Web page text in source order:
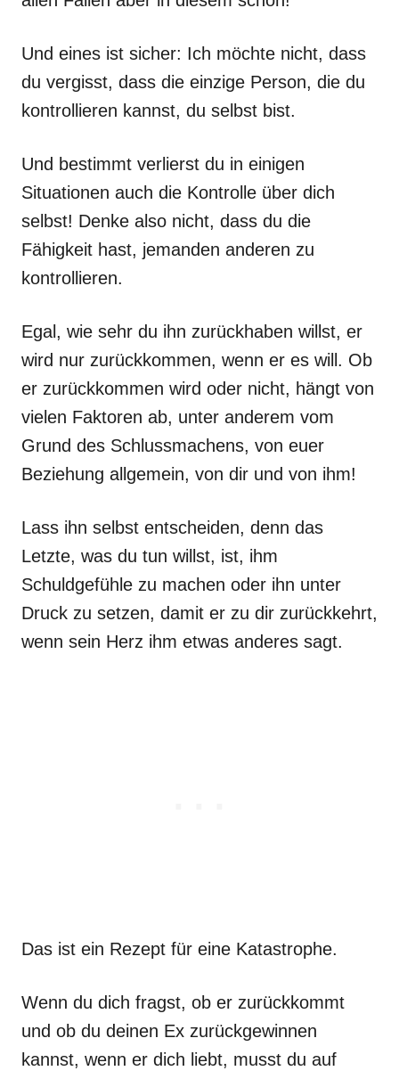
Und eines ist sicher: Ich möchte nicht, dass
du vergisst, dass die einzige Person, die du
kontrollieren kannst, du selbst bist.
Und bestimmt verlierst du in einigen
Situationen auch die Kontrolle über dich
selbst! Denke also nicht, dass du die
Fähigkeit hast, jemanden anderen zu
kontrollieren.
Egal, wie sehr du ihn zurückhaben willst, er
wird nur zurückkommen, wenn er es will. Ob
er zurückkommen wird oder nicht, hängt von
vielen Faktoren ab, unter anderem vom
Grund des Schlussmachens, von euer
Beziehung allgemein, von dir und von ihm!
Lass ihn selbst entscheiden, denn das
Letzte, was du tun willst, ist, ihm
Schuldgefühle zu machen oder ihn unter
Druck zu setzen, damit er zu dir zurückkehrt,
wenn sein Herz ihm etwas anderes sagt.
Das ist ein Rezept für eine Katastrophe.
Wenn du dich fragst, ob er zurückkommt
und ob du deinen Ex zurückgewinnen
kannst, wenn er dich liebt, musst du auf